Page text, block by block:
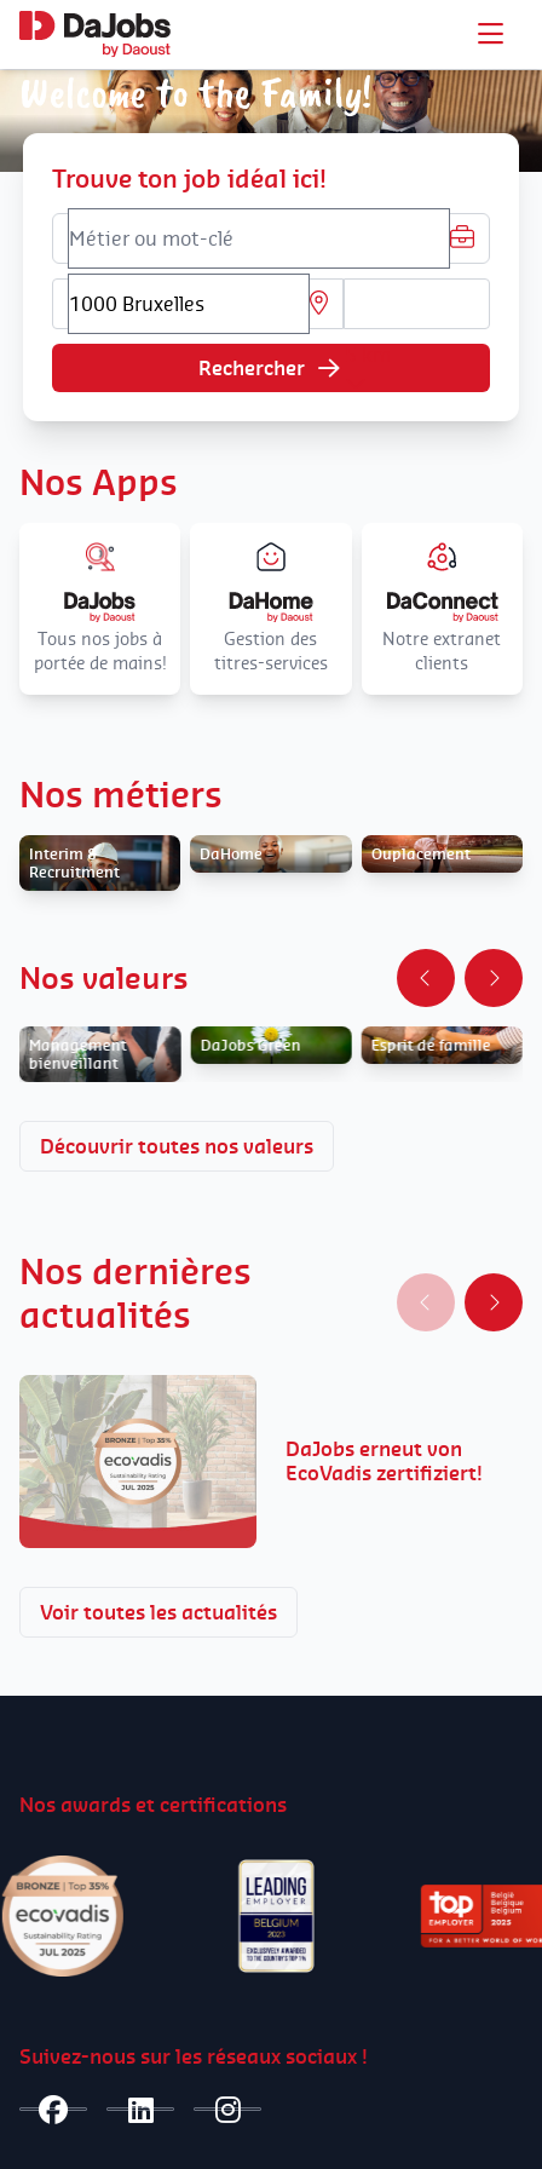
Welcome to the Family!
Trouve ton job idéal ici!
Rechercher
Nos Apps
Tous nos jobs à
portée de mains!
Gestion des
titres-services
Notre extranet
clients
Nos métiers
Interim &
Recruitment
DaHome Ouplacement
Nos valeurs
Management
bienveillant
DaJobs Green Esprit de famille
Découvrir toutes nos valeurs
Nos dernières
actualités
DaJobs erneut von
EcoVadis zertifiziert!
Voir toutes les actualités
Nos awards et certifications
Suivez-nous sur les réseaux sociaux !